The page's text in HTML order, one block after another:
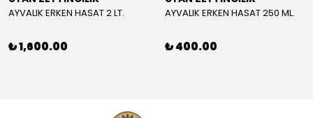
AYVALIK ERKEN HASAT 2 LT.
₺ 1,600.00
AYVALIK ERKEN HASAT 250 ML.
₺ 400.00